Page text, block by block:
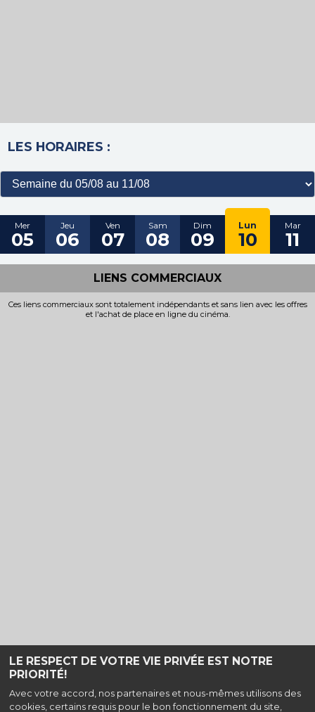
LE RESPECT DE VOTRE VIE PRIVÉE EST NOTRE
PRIORITÉ!
Avec votre accord, nos partenaires et nous-mêmes utilisons des
cookies, certains requis pour le bon fonctionnement du site,
LES HORAIRES :
Mer
05
Jeu
06
Ven
07
Sam
08
Dim
09
Lun
10
Mar
11
LIENS COMMERCIAUX
Ces liens commerciaux sont totalement indépendants et sans lien avec les offres
et l'achat de place en ligne du cinéma.
Haut de page